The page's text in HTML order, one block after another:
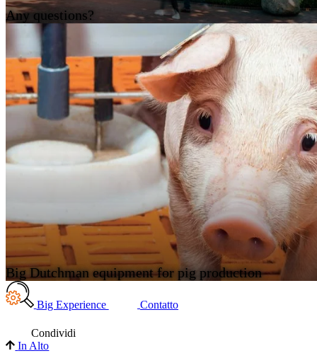
Any questions?
Big Dutchman equipment for pig production
Big Experience Contatto
Condividi
In Alto